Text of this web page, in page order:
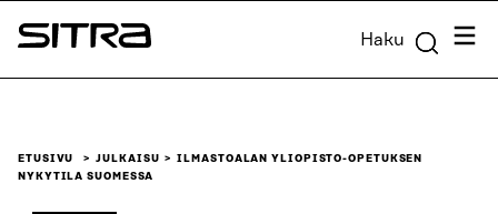
Siirry
suoraan
Sitra Haku
ETUSIVU JULKAISU
ILMASTOALAN YLIOPISTO-OPETUKSEN
NYKYTILA SUOMESSA